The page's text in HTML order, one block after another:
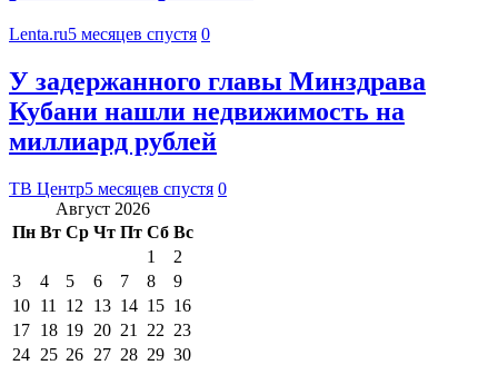
Lenta.ru5 месяцев спустя 0
У задержанного главы Минздрава
Кубани нашли недвижимость на
миллиард рублей
ТВ Центр5 месяцев спустя 0
Август 2026
Пн Вт Ср Чт Пт Сб Вс
1
2
3
4 5 6 7 8
9
10 11 12 13 14 15 16
17 18 19 20 21 22 23
24 25 26 27 28 29 30